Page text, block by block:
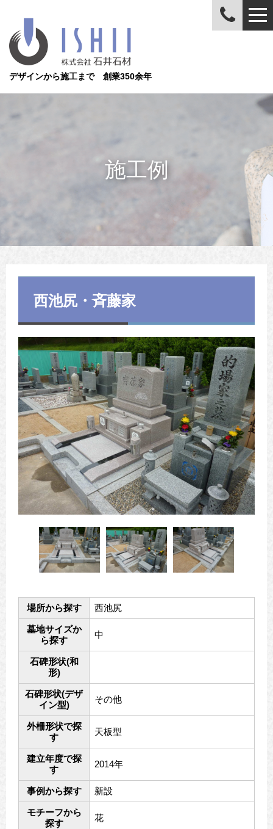
デザインから施工まで 創業350余年
施工例
西池尻・斉藤家
場所から探す 西池尻
墓地サイズか
ら探す
中
石碑形状(和
形)
石碑形状(デザ
イン型)
その他
外柵形状で探
す
天板型
建立年度で探
す
2014年
事例から探す 新設
モチーフから
探す
花